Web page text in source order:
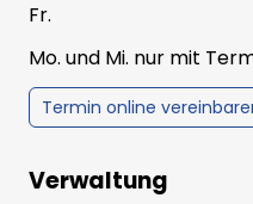
Fr.
Mo. und Mi. nur mit
Termin online
Verwaltung